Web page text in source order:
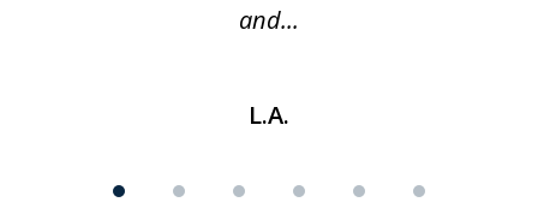
and...
L.A.